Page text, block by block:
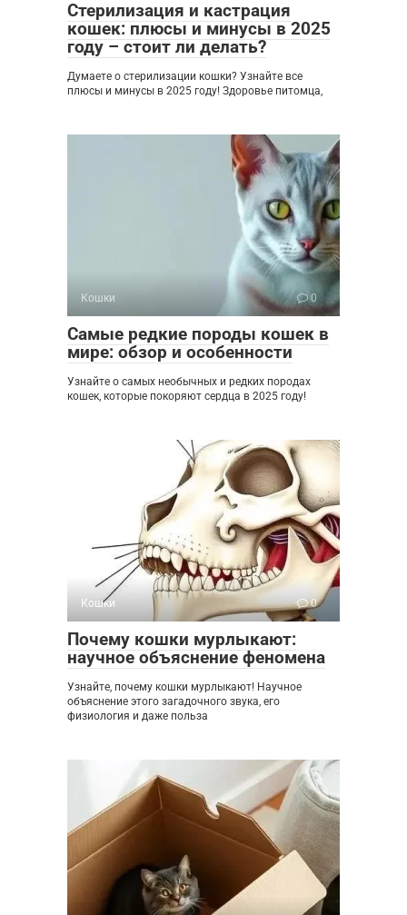
Стерилизация и кастрация
кошек: плюсы и минусы в 2025
году – стоит ли делать?
Думаете о стерилизации кошки? Узнайте все
плюсы и минусы в 2025 году! Здоровье питомца,
Кошки 0
Самые редкие породы кошек в
мире: обзор и особенности
Узнайте о самых необычных и редких породах
кошек, которые покоряют сердца в 2025 году!
Кошки 0
Почему кошки мурлыкают:
научное объяснение феномена
Узнайте, почему кошки мурлыкают! Научное
объяснение этого загадочного звука, его
физиология и даже польза